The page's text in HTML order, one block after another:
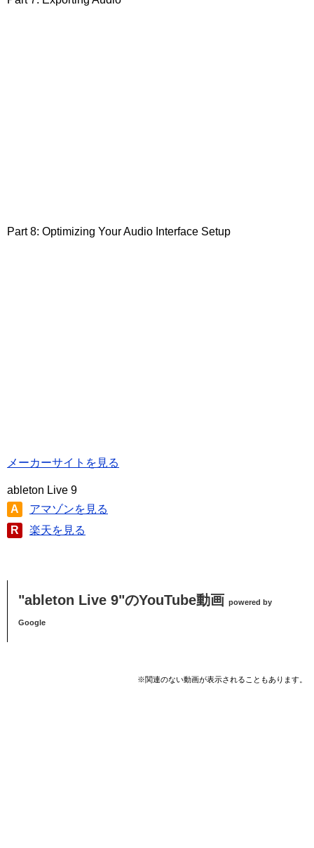
Part 8: Optimizing Your Audio Interface Setup
メーカーサイトを見る
ableton Live 9
A
アマゾンを見る
R
楽天を見る
"ableton Live 9"のYouTube動画 powered by
Google
※関連のない動画が表示されることもあります。